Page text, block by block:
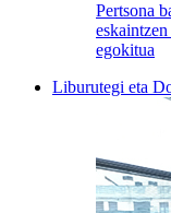
Pertsona
egokitua
Liburutegi eta